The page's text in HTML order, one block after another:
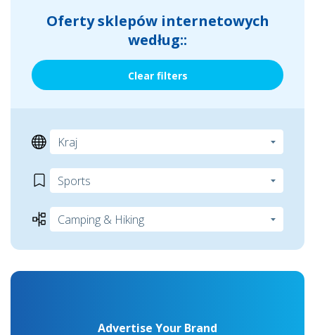
Oferty sklepów internetowych
według::
Clear filters
Advertise Your Brand